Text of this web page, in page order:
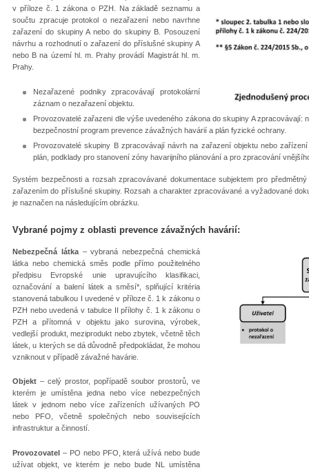
v příloze č. 1 zákona o PZH. Na základě seznamu a
součtu zpracuje protokol o nezařazení nebo navrhne
zařazení do skupiny A nebo do skupiny B. Posouzení
návrhu a rozhodnutí o zařazení do příslušné skupiny A
nebo B na území hl. m. Prahy provádí Magistrát hl. m.
Prahy.
Nezařazené podniky zpracovávají protokolární
záznam o nezařazení objektu.
Provozovatelé zařazeni dle výše uvedeného zákona do skupiny A
bezpečnostní program prevence závažných havárií a plán fyzické ochrany.
Provozovatelé skupiny B zpracovávají návrh na zařazení objektu nebo
plán, podklady pro stanovení zóny havarijního plánování a pro zpracování
Systém bezpečnosti a rozsah zpracovávané dokumentace subjektem pro
zařazením do příslušné skupiny. Rozsah a charakter zpracovávané a vyžadované
je naznačen na následujícím obrázku.
Vybrané pojmy z oblasti prevence závažných havárií:
Nebezpečná látka– vybraná nebezpečná chemická
látka nebo chemická směs podle přímo použitelného
předpisu Evropské unie upravujícího klasifikaci,
označování a balení látek a směsí*, splňující kritéria
stanovená tabulkou I uvedené v příloze č. 1 k zákonu o
PZH nebo uvedená v tabulce II přílohy č. 1 k zákonu o
PZH a přítomná v objektu jako surovina, výrobek,
vedlejší produkt, meziprodukt nebo zbytek, včetně těch
látek, u kterých se dá důvodně předpokládat, že mohou
vzniknout v případě závažné havárie.
Objekt – celý prostor, popřípadě soubor prostorů, ve
kterém je umístěna jedna nebo více nebezpečných
látek v jednom nebo více zařízeních užívaných PO
nebo PFO, včetně společných nebo souvisejících
infrastruktur a činností.
Provozovatel – PO nebo PFO, která užívá nebo bude
užívat objekt, ve kterém je nebo bude NL umístěna